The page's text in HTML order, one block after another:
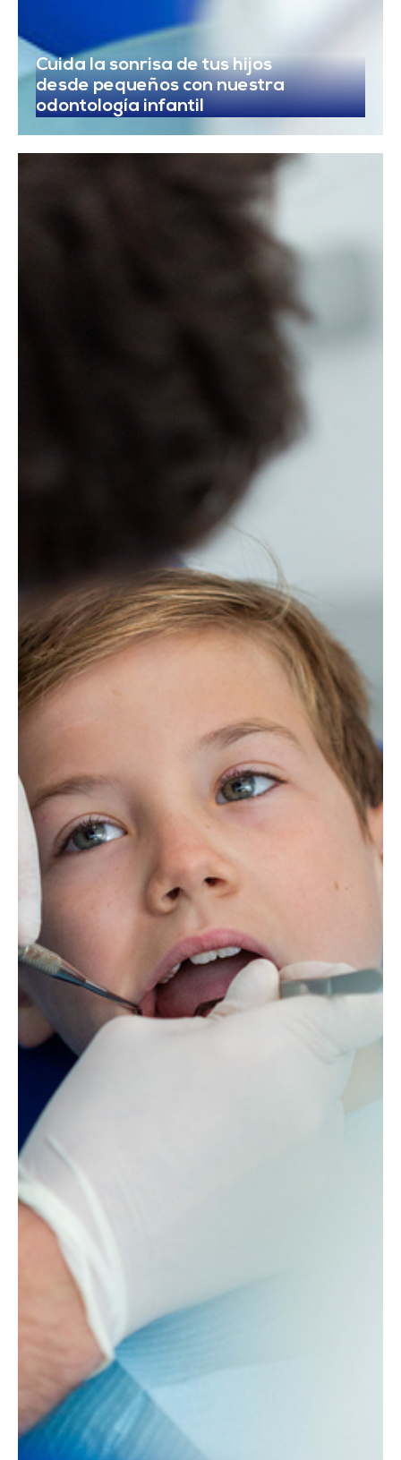
Cuida la sonrisa de tus hijos
desde pequeños con nuestra
odontología infantil